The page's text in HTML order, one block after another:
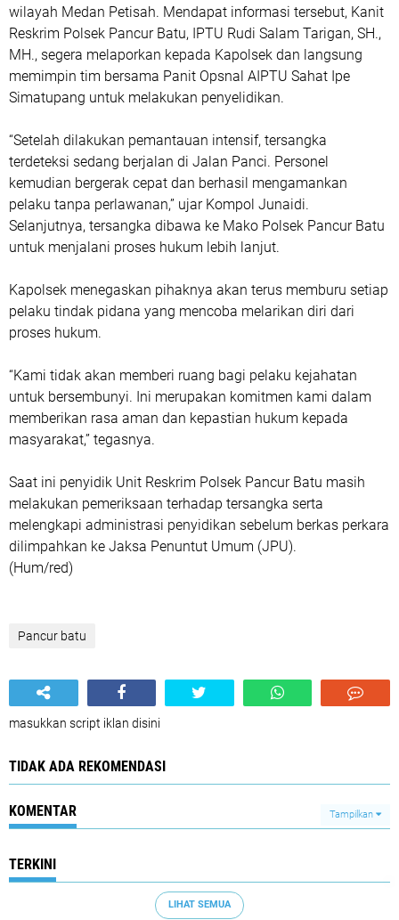
wilayah Medan Petisah. Mendapat informasi tersebut, Kanit
Reskrim Polsek Pancur Batu, IPTU Rudi Salam Tarigan, SH.,
MH., segera melaporkan kepada Kapolsek dan langsung
memimpin tim bersama Panit Opsnal AIPTU Sahat Ipe
Simatupang untuk melakukan penyelidikan.
“Setelah dilakukan pemantauan intensif, tersangka
terdeteksi sedang berjalan di Jalan Panci. Personel
kemudian bergerak cepat dan berhasil mengamankan
pelaku tanpa perlawanan,” ujar Kompol Junaidi.
Selanjutnya, tersangka dibawa ke Mako Polsek Pancur Batu
untuk menjalani proses hukum lebih lanjut.
Kapolsek menegaskan pihaknya akan terus memburu setiap
pelaku tindak pidana yang mencoba melarikan diri dari
proses hukum.
“Kami tidak akan memberi ruang bagi pelaku kejahatan
untuk bersembunyi. Ini merupakan komitmen kami dalam
memberikan rasa aman dan kepastian hukum kepada
masyarakat,” tegasnya.
Saat ini penyidik Unit Reskrim Polsek Pancur Batu masih
melakukan pemeriksaan terhadap tersangka serta
melengkapi administrasi penyidikan sebelum berkas perkara
dilimpahkan ke Jaksa Penuntut Umum (JPU).
(Hum/red)
Pancur batu
masukkan script iklan disini
TIDAK ADA REKOMENDASI
KOMENTAR Tampilkan
TERKINI
LIHAT SEMUA